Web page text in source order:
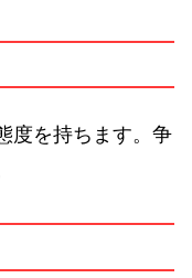
度を持ちます。争